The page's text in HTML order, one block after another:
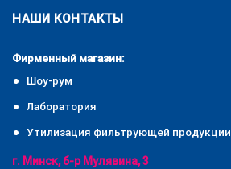
НАШИ КОНТАКТЫ
Фирменный магазин:
Шоу-рум
Лаборатория
Утилизация фильтрующей продукции
г. Минск, б-р Мулявина, 3